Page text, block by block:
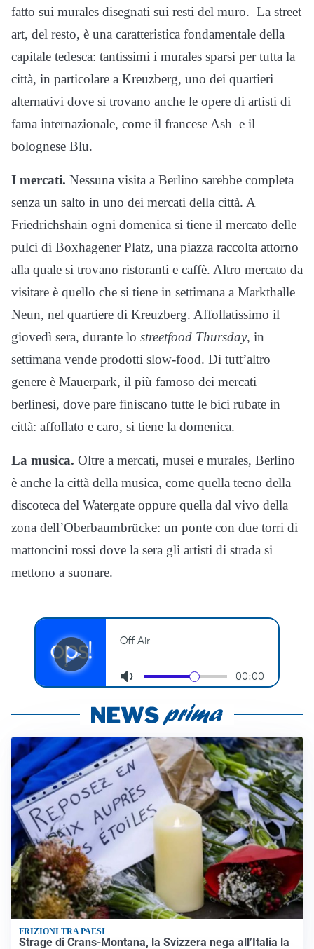
fatto sui murales disegnati sui resti del muro. La street
art, del resto, è una caratteristica fondamentale della
capitale tedesca: tantissimi i murales sparsi per tutta la
città, in particolare a Kreuzberg, uno dei quartieri
alternativi dove si trovano anche le opere di artisti di
fama internazionale, come il francese Ash e il
bolognese Blu.
I mercati. Nessuna visita a Berlino sarebbe completa
senza un salto in uno dei mercati della città. A
Friedrichshain ogni domenica si tiene il mercato delle
pulci di Boxhagener Platz, una piazza raccolta attorno
alla quale si trovano ristoranti e caffè. Altro mercato da
visitare è quello che si tiene in settimana a Markthalle
Neun, nel quartiere di Kreuzberg. Affollatissimo il
giovedì sera, durante lo streetfood Thursday, in
settimana vende prodotti slow-food. Di tutt’altro
genere è Mauerpark, il più famoso dei mercati
berlinesi, dove pare finiscano tutte le bici rubate in
città: affollato e caro, si tiene la domenica.
La musica. Oltre a mercati, musei e murales, Berlino
è anche la città della musica, come quella tecno della
discoteca del Watergate oppure quella dal vivo della
zona dell’Oberbaumbrücke: un ponte con due torri di
mattoncini rossi dove la sera gli artisti di strada si
mettono a suonare.
FRIZIONI TRA PAESI
Strage di Crans-Montana, la Svizzera nega all’Italia la